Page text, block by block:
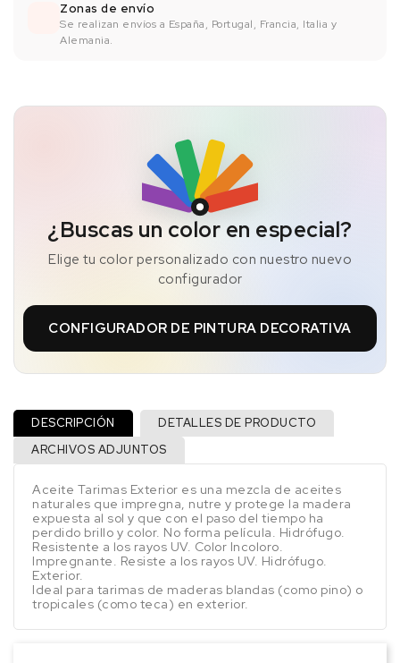
Zonas de envío
Se realizan envíos a España, Portugal, Francia, Italia y
Alemania.
¿Buscas un color en especial?
Elige tu color personalizado con nuestro nuevo
configurador
CONFIGURADOR DE PINTURA DECORATIVA
DESCRIPCIÓN
DETALLES DE PRODUCTO
ARCHIVOS ADJUNTOS
Aceite Tarimas Exterior es una mezcla de aceites
naturales que impregna, nutre y protege la madera
expuesta al sol y que con el paso del tiempo ha
perdido brillo y color. No forma película. Hidrófugo.
Resistente a los rayos UV. Color Incoloro.
Impregnante. Resiste a los rayos UV. Hidrófugo.
Exterior.
Ideal para tarimas de maderas blandas (como pino) o
tropicales (como teca) en exterior.